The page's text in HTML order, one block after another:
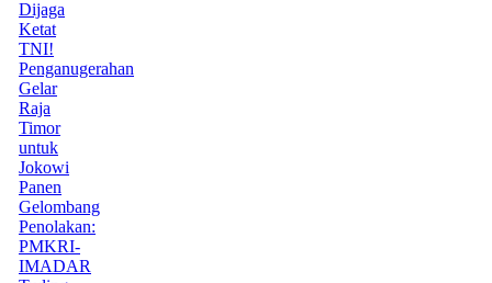
Dijaga
Ketat
TNI!
Penganugerahan
Gelar
Raja
Timor
untuk
Jokowi
Panen
Gelombang
Penolakan:
PMKRI-
IMADAR